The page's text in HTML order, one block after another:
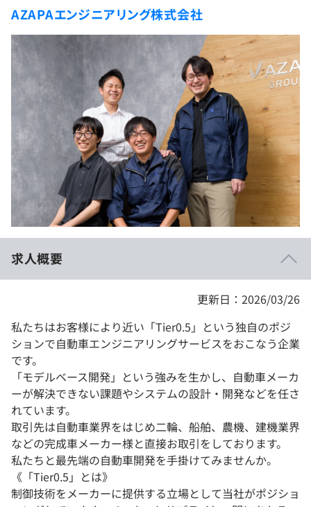
新卒エージェント
イベント・セミナー
インタビュー
就活成功ガイド
4択課題
リファレンス
個人向けプラン
法人向けプラン
学校向けプラン
契約内容・クーポン
再チャレンジ結果一覧
Tech Team Journal
paizaとは？
AZAPAエンジニアリング株式会社
求人概要
更新日：2026/03/26
私たちはお客様により近い「Tier0.5」という独自のポジ
ションで自動車エンジニアリングサービスをおこなう企業
です。
「モデルベース開発」という強みを生かし、自動車メーカ
ーが解決できない課題やシステムの設計・開発などを任さ
れています。
取引先は自動車業界をはじめ二輪、船舶、農機、建機業界
などの完成車メーカー様と直接お取引をしております。
私たちと最先端の自動車開発を手掛けてみませんか。
《「Tier0.5」とは》
制御技術をメーカーに提供する立場として当社がポジショ